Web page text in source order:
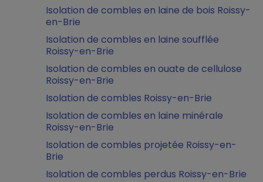
Isolation de combles en laine de bois Roissy-
en-Brie
Isolation de combles en laine soufflée
Roissy-en-Brie
Isolation de combles en ouate de cellulose
Roissy-en-Brie
Isolation de combles Roissy-en-Brie
Isolation de combles en laine minérale
Roissy-en-Brie
Isolation de combles projetée Roissy-en-
Brie
Isolation de combles perdus Roissy-en-Brie